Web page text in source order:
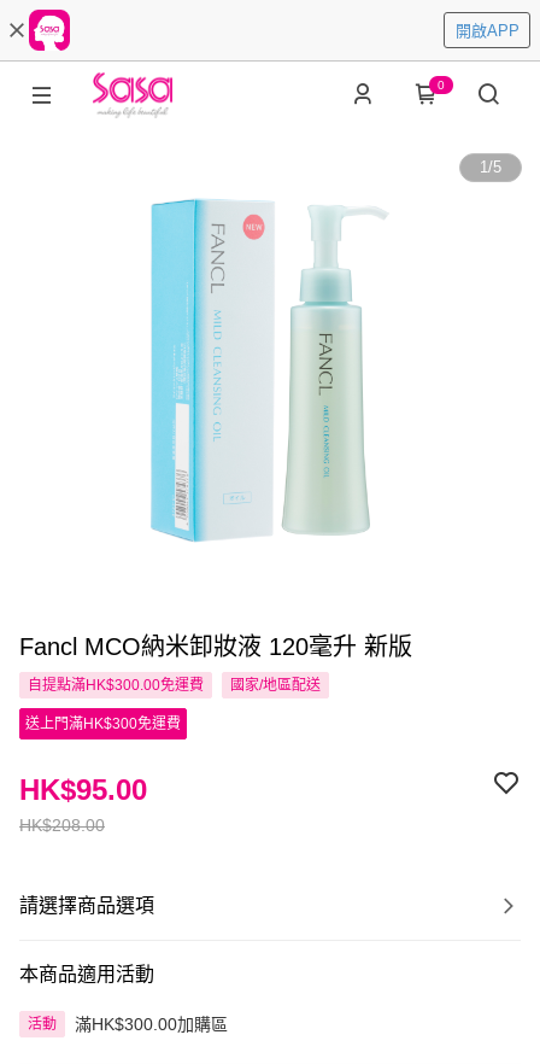
開啟APP
0
1/5
Fancl MCO納米卸妝液 120毫升 新版
自提點滿HK$300.00免運費 國家/地區配送
送上門滿HK$300免運費
HK$208.00
HK$95.00
請選擇商品選項
本商品適用活動
活動 滿HK$300.00加購區